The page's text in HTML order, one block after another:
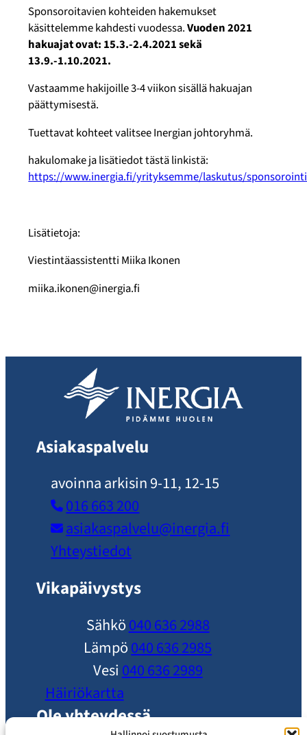
Sponsoroitavien kohteiden hakemukset
käsittelemme kahdesti vuodessa.Vuoden 2021
hakuajat ovat: 15.3.-2.4.2021 sekä
13.9.-1.10.2021.
Vastaamme hakijoille 3-4 viikon sisällä hakuajan
päättymisestä.
Tuettavat kohteet valitsee Inergian johtoryhmä.
hakulomake ja lisätiedot tästä linkistä:
https://www.inergia.fi/yrityksemme/laskutus/
Lisätietoja:
Viestintäassistentti Miika Ikonen
miika.ikonen@inergia.fi
Asiakaspalvelu
avoinna arkisin 9-11, 12-15
016 663 200
asiakaspalvelu​@inergia.fi
Yhteystiedot
Vikapäivystys
Sähkö040 636 2988
Lämpö040 636 2985
Vesi 040 636 2989
Häiriökartta
Ole yhteydessä